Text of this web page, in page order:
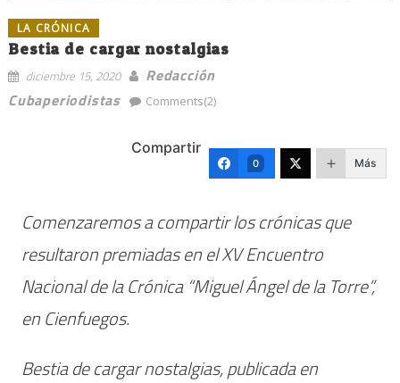
LA CRÓNICA
Bestia de cargar nostalgias
diciembre 15, 2020
Redacción
Cubaperiodistas
Comments(2)
Compartir
0 Más
Comenzaremos a compartir los crónicas que
resultaron premiadas en el XV Encuentro
Nacional de la Crónica “Miguel Ángel de la Torre”,
en Cienfuegos.
Bestia de cargar nostalgias, publicada en